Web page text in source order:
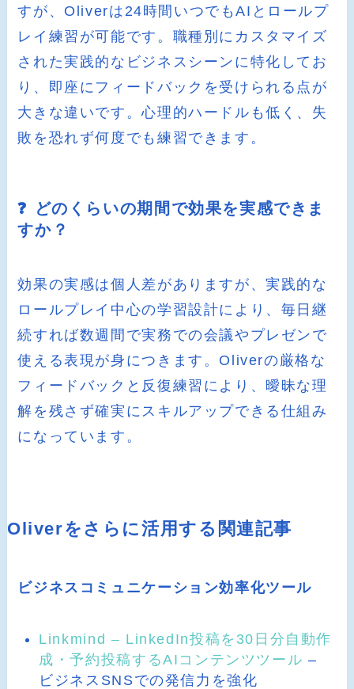
すが、Oliverは24時間いつでもAIとロールプ
レイ練習が可能です。職種別にカスタマイズ
された実践的なビジネスシーンに特化してお
り、即座にフィードバックを受けられる点が
大きな違いです。心理的ハードルも低く、失
敗を恐れず何度でも練習できます。
❓ どのくらいの期間で効果を実感できま
すか？
効果の実感は個人差がありますが、実践的な
ロールプレイ中心の学習設計により、毎日継
続すれば数週間で実務での会議やプレゼンで
使える表現が身につきます。Oliverの厳格な
フィードバックと反復練習により、曖昧な理
解を残さず確実にスキルアップできる仕組み
になっています。
Oliverをさらに活用する関連記事
ビジネスコミュニケーション効率化ツール
Linkmind – LinkedIn投稿を30日分自動作
成・予約投稿するAIコンテンツツール –
ビジネスSNSでの発信力を強化